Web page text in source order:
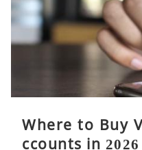
Where to Buy
ccounts in 2026